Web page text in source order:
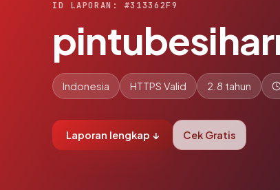
ID LAPORAN: #313362F9
Indonesia HTTPS Valid 2.8 tahun
Laporan lengkap ↓ Cek Gratis